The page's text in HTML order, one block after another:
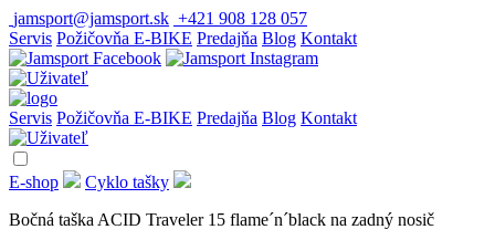
jamsport@jamsport.sk +421 908 128 057
Servis Požičovňa E-BIKE Predajňa Blog Kontakt
Servis Požičovňa E-BIKE Predajňa Blog Kontakt
E-shop
Cyklo tašky
Bočná taška ACID Traveler 15 flame´n´black na zadný nosič